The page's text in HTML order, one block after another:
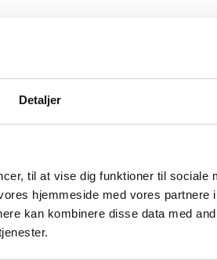
Detaljer
til at vise dig funktioner til sociale
hjemmeside med vores partnere
kan kombinere disse data med
som nemlig kun vejer 40 gram.
tegninger på, hvorimod hunnens
mangler den fremtrædende kam på
er ekstrem lille og vejer kun 40
som gør det let at opdage rovdyr på
der også vilde strudser i Australien,
har desuden en 1. dame ud af de
deres æg. I fordybningen ruger